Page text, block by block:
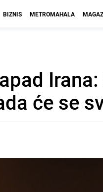
BIZNIS METROMAHALA
će se